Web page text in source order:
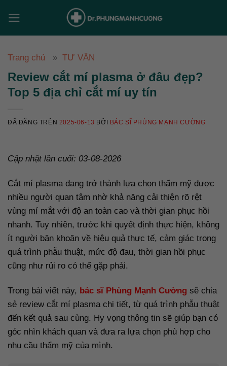
đến
nội
Trang chủ
TƯ VẤN
Review cắt mí plasma ở đâu đẹp?
Top 5 địa chỉ cắt mí uy tín
ĐÃ ĐĂNG TRÊN 2025-06-13 BỞI BÁC SĨ PHÙNG MẠNH CƯỜNG
Cập nhật lần cuối: 03-08-2026
Cắt mí plasma đang trở thành lựa chọn thẩm mỹ được
nhiều người quan tâm nhờ khả năng cải thiện rõ rệt
vùng mí mắt với độ an toàn cao và thời gian phục hồi
nhanh. Tuy nhiên, trước khi quyết định thực hiện, không
ít người băn khoăn về hiệu quả thực tế, cảm giác trong
quá trình phẫu thuật, mức độ đau, thời gian hồi phục
cũng như rủi ro có thể gặp phải.
Trong bài viết này, bác sĩ Phùng Mạnh Cường sẽ chia
sẻ review cắt mí plasma chi tiết, từ quá trình phẫu thuật
đến kết quả sau cùng. Hy vọng thông tin sẽ giúp bạn có
góc nhìn khách quan và đưa ra lựa chọn phù hợp cho
nhu cầu thẩm mỹ của mình.